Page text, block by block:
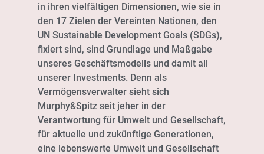
in ihren vielfältigen Dimensionen, wie sie in
den 17 Zielen der Vereinten Nationen, den
UN Sustainable Development Goals (SDGs),
fixiert sind, sind Grundlage und Maßgabe
unseres Geschäftsmodells und damit all
unserer Investments. Denn als
Vermögensverwalter sieht sich
Murphy&Spitz seit jeher in der
Verantwortung für Umwelt und Gesellschaft,
für aktuelle und zukünftige Generationen,
eine lebenswerte Umwelt und Gesellschaft